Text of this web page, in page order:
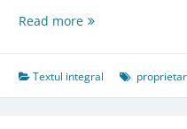
Read moreArt.
reparaţiilor
mari
Textul integral proprietar